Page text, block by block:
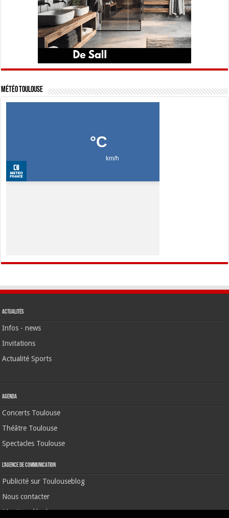
Météo Toulouse
Actualités
Infos - news
Invitations
Actualité Sports
Agenda
Concerts Toulouse
Théâtre Toulouse
Spectacles Toulouse
L’agence de communication
Publicité sur Toulouseblog
Nous contacter
Mentions légales